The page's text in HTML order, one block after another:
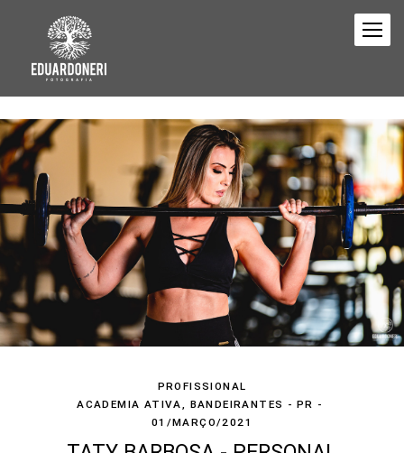
PROFISSIONAL
ACADEMIA ATIVA, BANDEIRANTES - PR
01/MARÇO/2021